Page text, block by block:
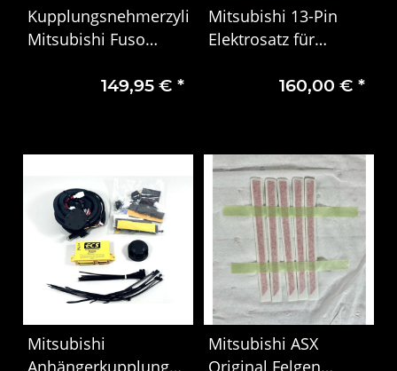
Kupplungsnehmerzylinder
Mitsubishi Fuso
149,95 € *
Mitsubishi 13-Pin
Elektrosatz für
MME31959160,00 €*
Mitsubishi
Anhängerkupplung
Mitsubishi ASX
Original Felgen